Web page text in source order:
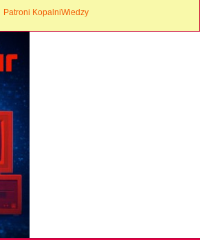
Patroni KopalniWiedzy